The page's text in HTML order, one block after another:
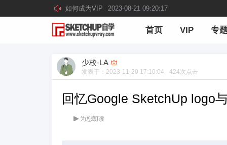
如何成为VIP 2023-08-21 09:20:17
首页 VIP 专
少校-LA
发表于： 2023-11-20 17:10:04 424次点击
回忆Google SketchUp logo
为您朗读